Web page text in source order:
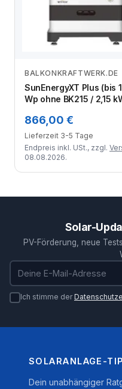
Zum
BALKONKRAFTWERK.DE
SunEnergyXT Plus (bis
Wp ohne BK215 / 2,15
866,00 €
Lieferzeit 3-5 Tage
Endpreis inkl. USt., zzgl.
08.08.2026.
Solar-
PV-Förderung, neue
E-Mail-Adresse
Ich stimme der
SOLARANLAGE-
Dein unabhängiger